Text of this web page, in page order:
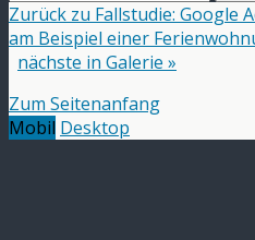
Zurück zu Fallstudie: Google
am Beispiel einer
nächste in Galerie »
Zum Seitenanfang
Mobil Desktop